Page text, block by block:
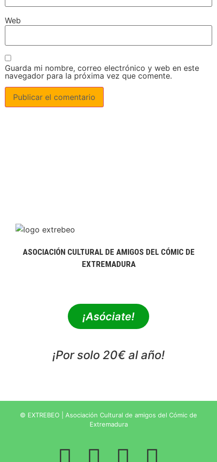
Web
Guarda mi nombre, correo electrónico y web en este
navegador para la próxima vez que comente.
ASOCIACIÓN CULTURAL DE AMIGOS DEL CÓMIC DE
EXTREMADURA
¡Asóciate!
¡Por solo 20€ al año!
© EXTREBEO | Asociación Cultural de amigos del Cómic de
Extremadura